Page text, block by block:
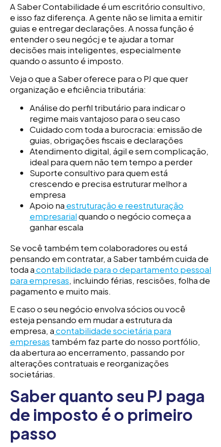
A Saber Contabilidade é um escritório consultivo,
e isso faz diferença. A gente não se limita a emitir
guias e entregar declarações. A nossa função é
entender o seu negócj e te ajudar a tomar
decisões mais inteligentes, especialmente
quando o assunto é imposto.
Veja o que a Saber oferece para o PJ que quer
organização e eficiência tributária:
Análise do perfil tributário para indicar o
regime mais vantajoso para o seu caso
Cuidado com toda a burocracia: emissão de
guias, obrigações fiscais e declarações
Atendimento digital, ágil e sem complicação,
ideal para quem não tem tempo a perder
Suporte consultivo para quem está
crescendo e precisa estruturar melhor a
empresa
Apoio na estruturação e reestruturação
empresarialquando o negócio começa a
ganhar escala
Se você também tem colaboradores ou está
pensando em contratar, a Saber também cuida de
toda acontabilidade para o departamento pessoal
para empresas, incluindo férias, rescisões, folha de
pagamento e muito mais.
E caso o seu negócio envolva sócios ou você
esteja pensando em mudar a estrutura da
empresa, acontabilidade societária para
empresas também faz parte do nosso portfólio,
da abertura ao encerramento, passando por
alterações contratuais e reorganizações
societárias.
Saber quanto seu PJ paga
de imposto é o primeiro
passo